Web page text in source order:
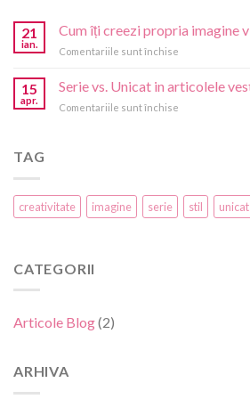
21
ian.
Cum îți creezi propria imagine
Comentariile sunt închise
îți
15
apr.
Serie vs. Unicat in articolele
Comentariile sunt închise
vestimentare
TAG
creativitate imagine serie stil unicat
CATEGORII
Articole Blog(2)
ARHIVA